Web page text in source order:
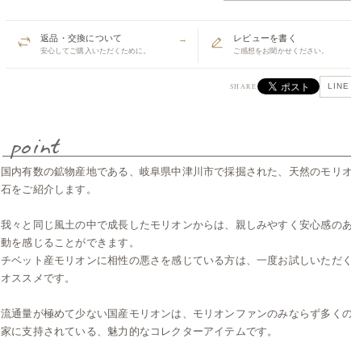
返品・交換について
安心してご購入いただくために。
→ レビューを書く
ご感想をお聞かせください。
SHARE LINE
国内有数の鉱物産地である、岐阜県中津川市で採掘された、天然のモリ
石をご紹介します。
我々と同じ風土の中で成長したモリオンからは、親しみやすく安心感の
動を感じることができます。
チベット産モリオンに相性の悪さを感じている方は、一度お試しいただ
オススメです。
流通量が極めて少ない国産モリオンは、モリオンファンのみならず多く
家に支持されている、魅力的なコレクターアイテムです。